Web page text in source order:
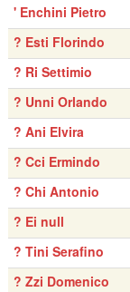
' Enchini Pietro
? Esti Florindo
? Ri Settimio
? Unni Orlando
? Ani Elvira
? Cci Ermindo
? Chi Antonio
? Ei null
? Tini Serafino
? Zzi Domenico